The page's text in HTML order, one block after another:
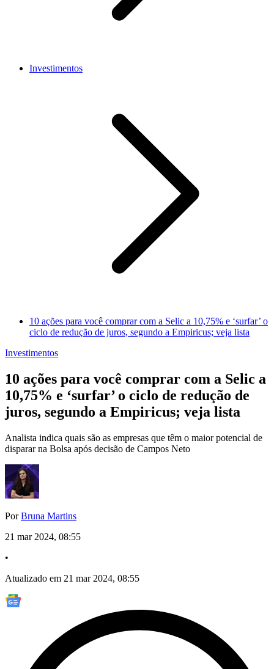
Investimentos
10 ações para você comprar com a Selic a 10,75% e ‘surfar’ o
ciclo de redução de juros, segundo a Empiricus; veja lista
Investimentos
10 ações para você comprar com a Selic a
10,75% e ‘surfar’ o ciclo de redução de
juros, segundo a Empiricus; veja lista
Analista indica quais são as empresas que têm o maior potencial de
disparar na Bolsa após decisão de Campos Neto
PorBruna Martins
21 mar 2024, 08:55
•
Atualizado em 21 mar 2024, 08:55